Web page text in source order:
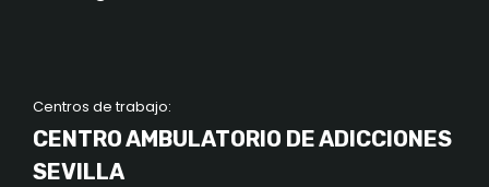
Centros de trabajo:
CENTRO AMBULATORIO DE ADICCIONES
SEVILLA